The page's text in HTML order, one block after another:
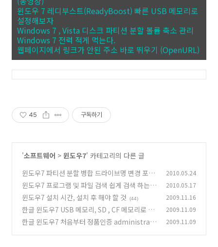
윈도우 7 레디부스트(ReadyBoost) 빠른 USB 메모리로
설정해보자
Windows 7 , Vista 디스크 파티션 분할 볼륨 축소 관리
Windows 7 전력 적게 먹는다.
웹페이지에서 링크가 안된 주소 바로 뛰우기 (OpenURL)
45 구독하기
'소프트웨어 > 윈도우7' 카테고리의 다른 글
윈도우7 파티션 분할 병합 드라이브명 변경 포멧
없이
(39)
2010.05.24
윈도우7 프로그램 및 파일 검색 쉽게 검색 하는
방법
(23)
2010.05.17
윈도우7 설치 시간, 설치 후 해야 할 것 (44) 2009.11.16
한글 윈도우7 USB 메모리, SD , CF 메모리로 설
치
(102)
2009.11.09
한글 윈도우7 처음부터 정품인증 administrato
2009.11.09